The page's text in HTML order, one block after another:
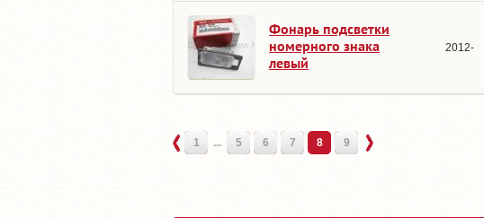
Фонарь подсветки
номерного знака
левый
2012-
1 ... 5 6 7 8 9